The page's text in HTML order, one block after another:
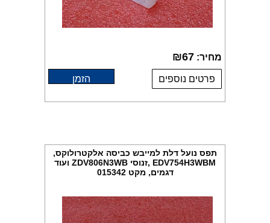
מחיר: ₪67
פרטים נוספים הזמן
תפס נועל דלת למייבש כביסה אלקטרולוקס,
EDV754H3WBM ,זנוסי ZDV806N3WB ועוד
דגמים, מקט 015342